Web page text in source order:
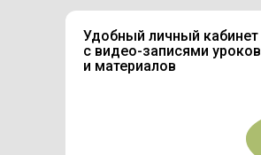
Удобный личный кабинет
с видео-записями уроков
и материалов